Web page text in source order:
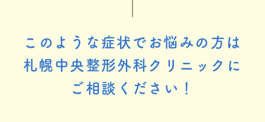
このような症状でお悩みの方は
札幌中央整形外科クリニックに
ご相談ください！